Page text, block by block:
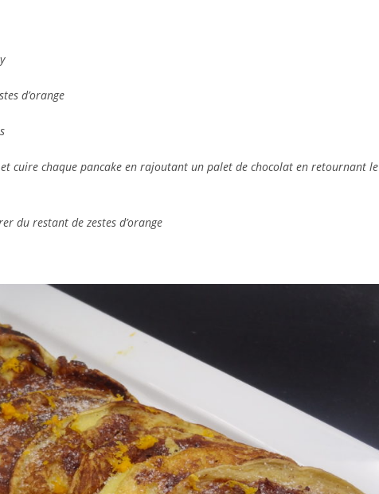
d’orange
cuire chaque pancake en rajoutant un palet de chocolat en retournant le
du restant de zestes d’orange